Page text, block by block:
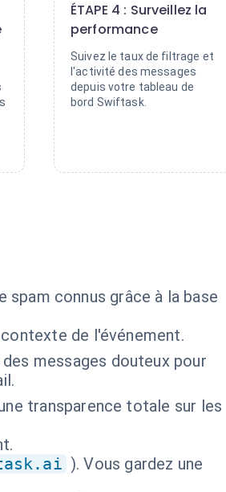
ÉTAPE 4 : Surveillez la
performance
Suivez le taux de filtrage et
l'activité des messages
depuis votre tableau de
bord Swiftask.
connus grâce à la base
de l'événement.
messages douteux pour
transparence totale sur les
). Vous gardez une